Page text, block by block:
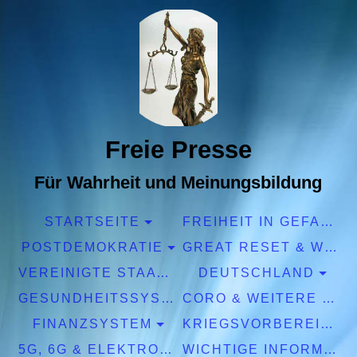
Freie Presse
Für Wahrheit und Meinungsbildung
STARTSEITE
FREIHEIT IN GEFAHR
POSTDEMOKRATIE
GREAT RESET & WEF
VEREINIGTE STAATEN EUROPA
DEUTSCHLAND
GESUNDHEITSSYSTEM
CORO & WEITERE PANDEMIEN
FINANZSYSTEM
KRIEGSVORBEREITUNGEN
5G, 6G & ELEKTROSMOG
WICHTIGE INFORMATIONEN